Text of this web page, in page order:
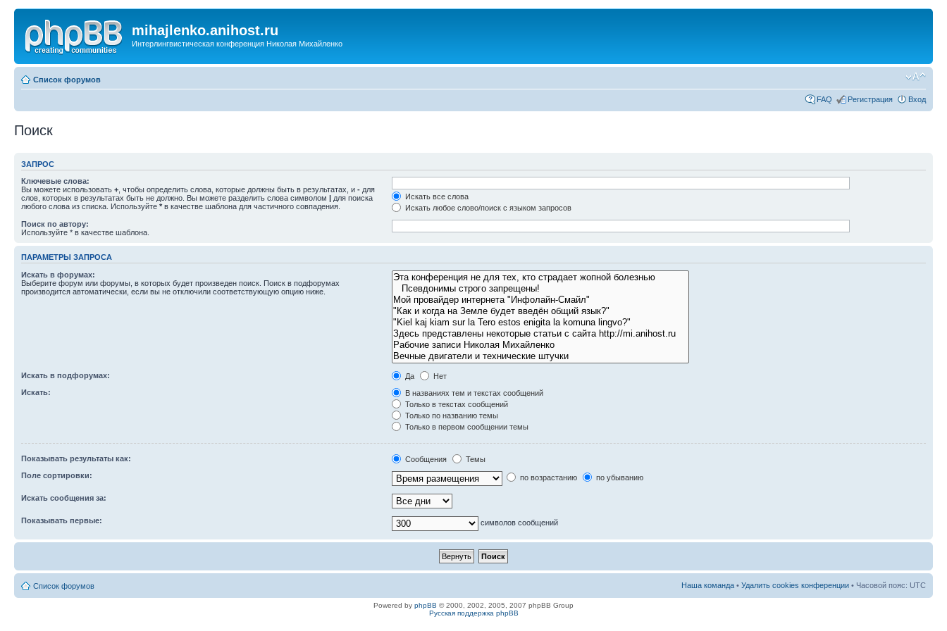
mihajlenko.anihost.ru
Интерлингвистическая конференция Николая Михайленко
Список форумов
FAQ Регистрация Вход
Поиск
ЗАПРОС
Ключевые слова:
Вы можете использовать + , чтобы определить слова, которые должны быть в результатах, и - для
слов, которых в результатах быть не должно. Вы можете разделить слова символом | для поиска
любого слова из списка. Используйте * в качестве шаблона для частичного совпадения.
Искать все слова
Искать любое слово/поиск с языком запросов
Поиск по автору:
Используйте * в качестве шаблона.
ПАРАМЕТРЫ ЗАПРОСА
Искать в форумах:
Выберите форум или форумы, в которых будет произведен поиск. Поиск в подфорумах
производится автоматически, если вы не отключили соответствующую опцию ниже.
Искать в подфорумах: Да
Нет
Искать:
В названиях тем и текстах сообщений
Только в текстах сообщений
Только по названию темы
Только в первом сообщении темы
Показывать результаты как: Сообщения
Темы
Поле сортировки:
по возрастанию по убыванию
Искать сообщения за:
Показывать первые: символов сообщений
Список форумов Наша команда • Удалить cookies конференции • Часовой пояс: UTC
Powered by phpBB © 2000, 2002, 2005, 2007 phpBB Group
Русская поддержка phpBB